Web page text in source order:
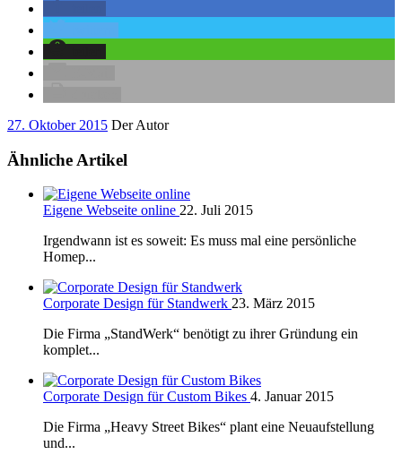
27. Oktober 2015 Der Autor
Ähnliche Artikel
Eigene Webseite online 22. Juli 2015
Irgendwann ist es soweit: Es muss mal eine persönliche
Homep...
Corporate Design für Standwerk 23. März 2015
Die Firma „StandWerk“ benötigt zu ihrer Gründung ein
komplet...
Corporate Design für Custom Bikes 4. Januar 2015
Die Firma „Heavy Street Bikes“ plant eine Neuaufstellung
und...